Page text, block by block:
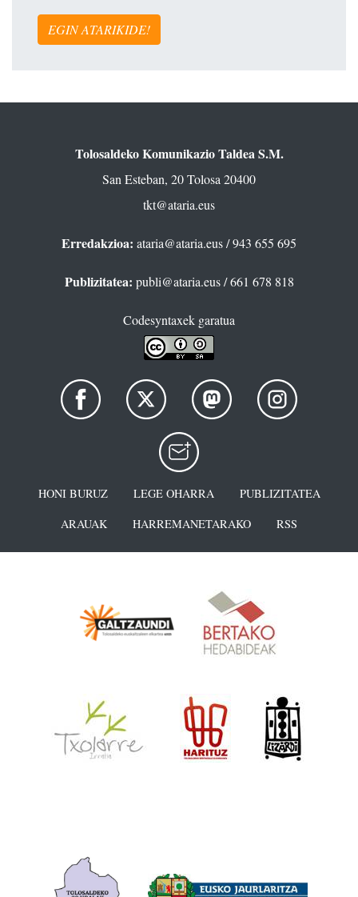
EGIN ATARIKIDE!
Tolosaldeko Komunikazio Taldea S.M.
San Esteban, 20 Tolosa 20400
tkt@ataria.eus
Erredakzioa: ataria@ataria.eus/ 943 655 695
Publizitatea: publi@ataria.eus/ 661 678 818
Codesyntaxek garatua
HONI BURUZ LEGE OHARRA
PUBLIZITATEA
ARAUAK
HARREMANETARAKO RSS